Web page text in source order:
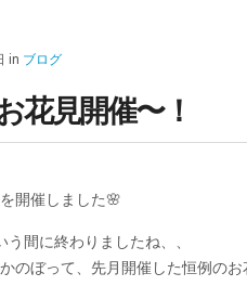
in ブログ
花見開催〜！
開催しました🌸
う間に終わりましたね、、
のぼって、先月開催した恒例の